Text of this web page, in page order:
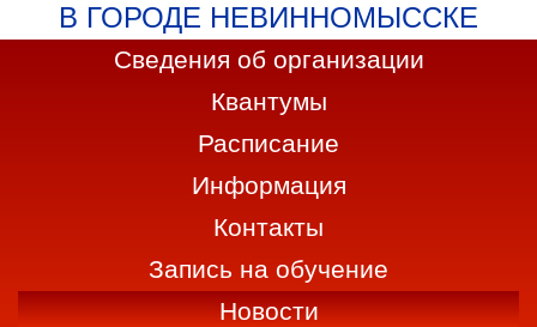
В ГОРОДЕ НЕВИННОМЫССКЕ
Сведения об организации
Квантумы
Расписание
Информация
Контакты
Запись на обучение
Новости